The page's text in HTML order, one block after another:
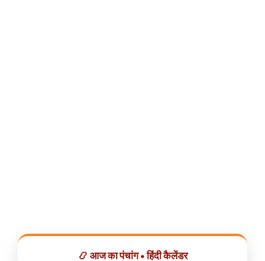
📿 आज का पंचांग • हिंदी कैलेंडर